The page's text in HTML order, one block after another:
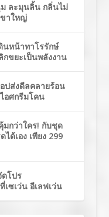
ละมุนลิ้น กลิ่นไม่
ขาใหญ่
หน้าทาโรรักษ์
ขยะเป็นพลังงาน
ปส่งดีลคลายร้อน
อศกรีมโคน
กว่าใคร! กับชุด
ได้เอง เพียง 299
ดโปร
เซเว่น อีเลฟเว่น